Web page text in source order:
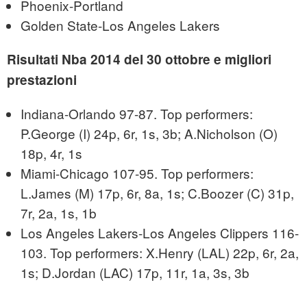
Phoenix-Portland
Golden State-Los Angeles Lakers
Risultati Nba 2014 del 30 ottobre e migliori
prestazioni
Indiana-Orlando 97-87. Top performers:
P.George (I) 24p, 6r, 1s, 3b; A.Nicholson (O)
18p, 4r, 1s
Miami-Chicago 107-95. Top performers:
L.James (M) 17p, 6r, 8a, 1s; C.Boozer (C) 31p,
7r, 2a, 1s, 1b
Los Angeles Lakers-Los Angeles Clippers 116-
103. Top performers: X.Henry (LAL) 22p, 6r, 2a,
1s; D.Jordan (LAC) 17p, 11r, 1a, 3s, 3b